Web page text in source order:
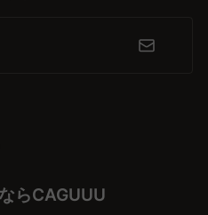
らCAGUUU